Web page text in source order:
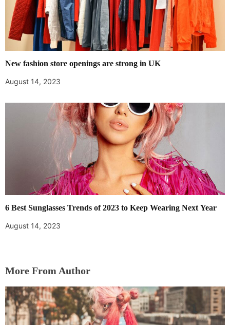
New fashion store openings are strong in UK
August 14, 2023
6 Best Sunglasses Trends of 2023 to Keep Wearing Next Year
August 14, 2023
More From Author